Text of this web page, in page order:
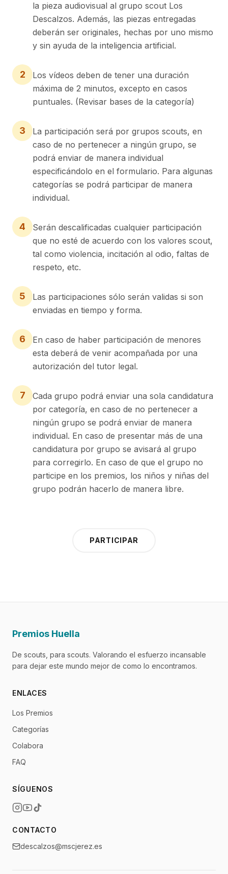
la pieza audiovisual al grupo scout Los
Descalzos. Además, las piezas entregadas
deberán ser originales, hechas por uno mismo
y sin ayuda de la inteligencia artificial.
2
Los vídeos deben de tener una duración
máxima de 2 minutos, excepto en casos
puntuales. (Revisar bases de la categoría)
3
La participación será por grupos scouts, en
caso de no pertenecer a ningún grupo, se
podrá enviar de manera individual
especificándolo en el formulario. Para algunas
categorías se podrá participar de manera
individual.
4
Serán descalificadas cualquier participación
que no esté de acuerdo con los valores scout,
tal como violencia, incitación al odio, faltas de
respeto, etc.
5
Las participaciones sólo serán validas si son
enviadas en tiempo y forma.
6
En caso de haber participación de menores
esta deberá de venir acompañada por una
autorización del tutor legal.
7
Cada grupo podrá enviar una sola candidatura
por categoría, en caso de no pertenecer a
ningún grupo se podrá enviar de manera
individual. En caso de presentar más de una
candidatura por grupo se avisará al grupo
para corregirlo. En caso de que el grupo no
participe en los premios, los niños y niñas del
grupo podrán hacerlo de manera libre.
PARTICIPAR
Premios Huella
De scouts, para scouts. Valorando el esfuerzo incansable
para dejar este mundo mejor de como lo encontramos.
ENLACES
Los Premios
Categorías
Colabora
FAQ
SÍGUENOS
CONTACTO
descalzos@mscjerez.es